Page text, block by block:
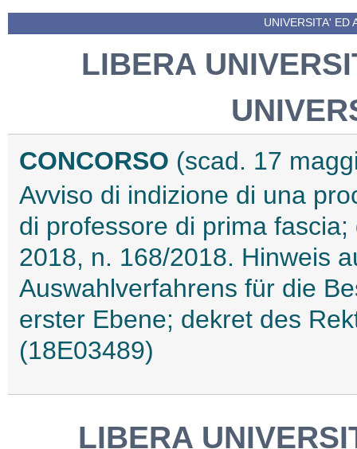
UNIVERSITA' ED
LIBERA
CONCORSO (scad. 17
Avviso di indizione di una
di professore di prima
2018, n. 168/2018. Hinweis
Auswahlverfahrens für die
erster Ebene; dekret des
(18E03489)
LIBERA